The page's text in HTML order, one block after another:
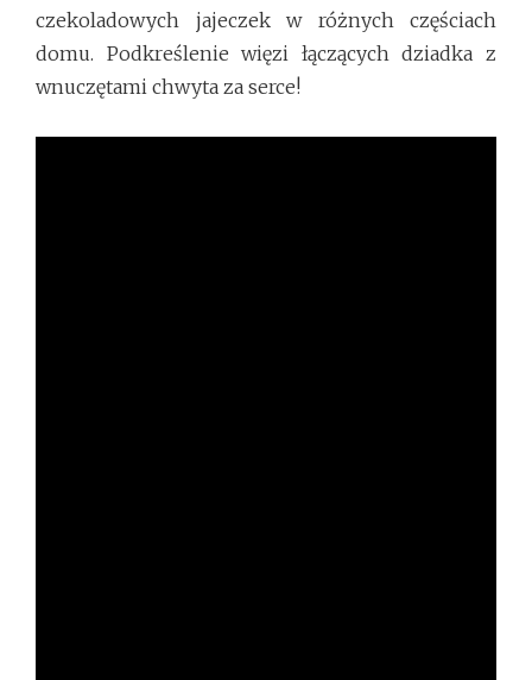
czekoladowych jajeczek w różnych częściach
domu. Podkreślenie więzi łączących dziadka z
wnuczętami chwyta za serce!